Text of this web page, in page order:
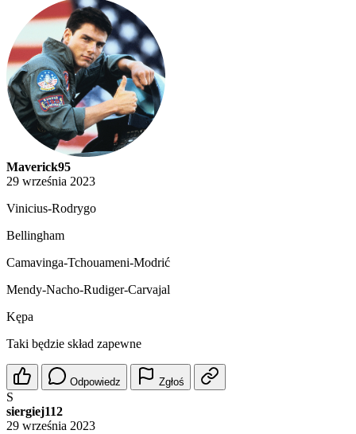
Maverick95
29 września 2023
Vinicius-Rodrygo
Bellingham
Camavinga-Tchouameni-Modrić
Mendy-Nacho-Rudiger-Carvajal
Kępa
Taki będzie skład zapewne
Odpowiedz Zgłoś
S
siergiej112
29 września 2023